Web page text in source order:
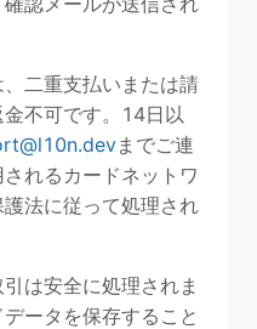
二重支払いまたは請
不可です。14日以
までご連
れるカードネットワ
法に従って処理され
引は安全に処理されま
ータを保存すること